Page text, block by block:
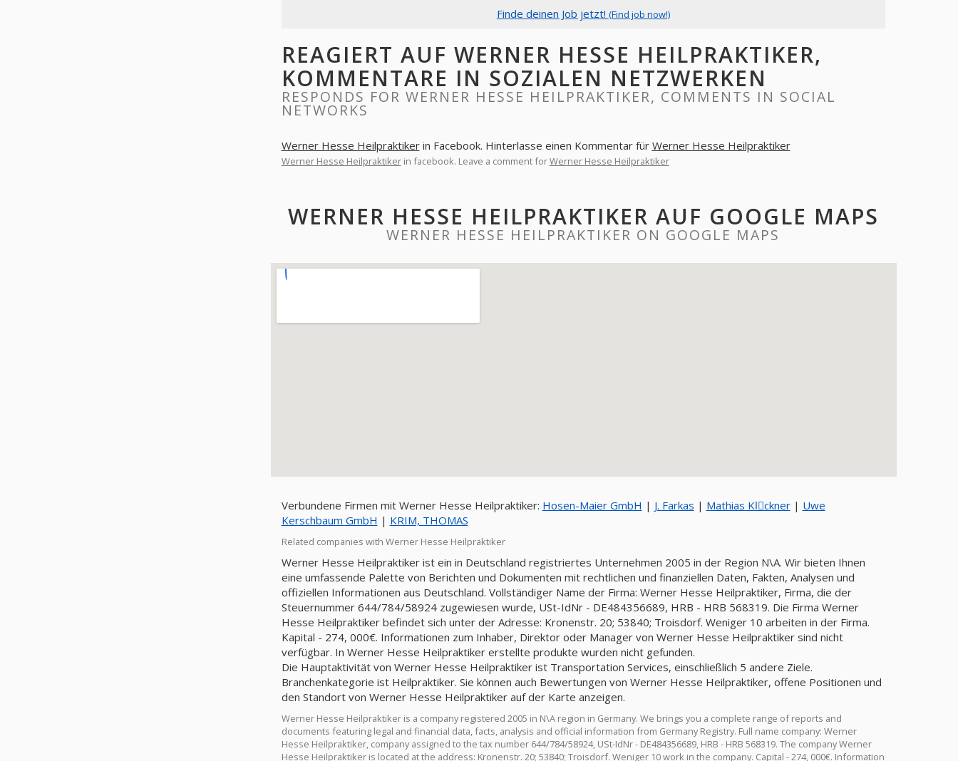
Finde deinen Job jetzt! (Find job now!)
REAGIERT AUF WERNER HESSE HEILPRAKTIKER,
KOMMENTARE IN SOZIALEN NETZWERKEN
RESPONDS FOR WERNER HESSE HEILPRAKTIKER, COMMENTS IN SOCIAL
NETWORKS
Werner Hesse Heilpraktikerin Facebook. Hinterlasse einen Kommentar für Werner Hesse Heilpraktiker
Werner Hesse Heilpraktikerin facebook. Leave a comment forWerner Hesse Heilpraktiker
WERNER HESSE HEILPRAKTIKER AUF GOOGLE MAPS
WERNER HESSE HEILPRAKTIKER ON GOOGLE MAPS
Verbundene Firmen mit Werner Hesse Heilpraktiker: Hosen-Maier GmbH | J. Farkas | Mathias Klِckner| Uwe
Kerschbaum GmbH | KRIM, THOMAS
Related companies with Werner Hesse Heilpraktiker
Werner Hesse Heilpraktiker ist ein in Deutschland registriertes Unternehmen 2005 in der Region N\A. Wir bieten Ihnen
eine umfassende Palette von Berichten und Dokumenten mit rechtlichen und finanziellen Daten, Fakten, Analysen und
offiziellen Informationen aus Deutschland. Vollständiger Name der Firma: Werner Hesse Heilpraktiker, Firma, die der
Steuernummer 644/784/58924 zugewiesen wurde, USt-IdNr - DE484356689, HRB - HRB 568319. Die Firma Werner
Hesse Heilpraktiker befindet sich unter der Adresse: Kronenstr. 20; 53840; Troisdorf. Weniger 10 arbeiten in der Firma.
Kapital - 274, 000€. Informationen zum Inhaber, Direktor oder Manager von Werner Hesse Heilpraktiker sind nicht
verfügbar. In Werner Hesse Heilpraktiker erstellte produkte wurden nicht gefunden.
Die Hauptaktivität von Werner Hesse Heilpraktiker ist Transportation Services, einschließlich 5 andere Ziele.
Branchenkategorie ist Heilpraktiker. Sie können auch Bewertungen von Werner Hesse Heilpraktiker, offene Positionen und
den Standort von Werner Hesse Heilpraktiker auf der Karte anzeigen.
Werner Hesse Heilpraktiker is a company registered 2005 in N\A region in Germany. We brings you a complete range of reports and
documents featuring legal and financial data, facts, analysis and official information from Germany Registry. Full name company: Werner
Hesse Heilpraktiker, company assigned to the tax number 644/784/58924, USt-IdNr - DE484356689, HRB - HRB 568319. The company Werner
Hesse Heilpraktiker is located at the address: Kronenstr. 20; 53840; Troisdorf. Weniger 10 work in the company. Capital - 274, 000€. Information